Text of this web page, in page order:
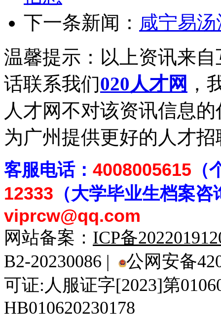
下一条新闻： 咸宁易
温馨提示：以上资讯来
话联系我们020人才网 ，
人才网不对该资讯信息
为广州提供更好的人才
客服电话： 4008005615
12333 （大学毕业生档案咨
viprcw@qq.com
网站备案： ICP备
B2-20230086 |
公网安备
可证:人服证字[2023]第
HB010620230178